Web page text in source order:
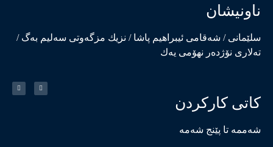
ناونیشان
سلێمانی / شەقامی ئیبراهیم پاشا / نزیك مزگەوتی سەلیم بەگ /
تەلاری نۆژدەر نهۆمی یەك
کاتی کارکردن
شەممە تا پێنج شەمە